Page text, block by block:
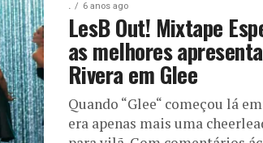
. 6 anos ago
LesB Out! Mixtape
as melhores
Rivera em Glee
Quando “Glee“ começou lá
era apenas mais uma